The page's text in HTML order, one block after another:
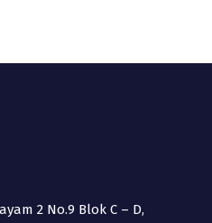
2 No.9 Blok C – D,